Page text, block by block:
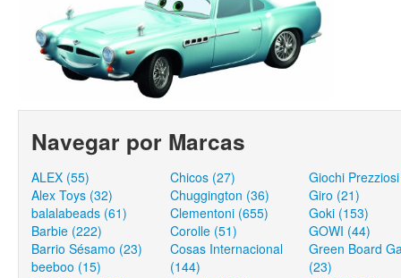
Navegar por Marcas
ALEX (55)
Alex Toys (32)
balalabeads (61)
Barbie (222)
Barrio Sésamo (23)
beeboo (15)
Chicos (27)
Chuggington (36)
Clementoni (655)
Corolle (51)
Cosas Internacional
(144)
Giochi
Giro (21)
Goki (153)
GOWI (44)
Green Board
(23)